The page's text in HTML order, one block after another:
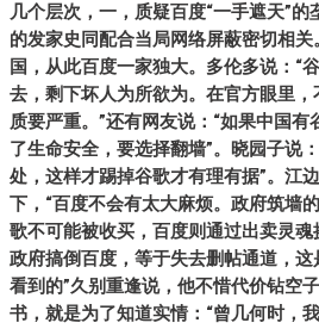
几个层次，一，质疑百度“一手遮天”
的发家史同配合当局网络屏蔽密切相
国，从此百度一家独大。多伦多说：“
去，剩下坏人为所欲为。在官方眼里
质要严重。”还有网友说：“如果中国有
了生命安全，要选择翻墙”。晓园子说
处，这样才踢掉谷歌才有理有据”。江
下，“百度不会有太大麻烦。政府筑墙
歌不可能被收买，百度则通过出卖灵
政府搞倒百度，等于失去删帖通道，
看到的”久别重逢说，他不惜代价钻空
书，就是为了知道实情：“曾几何时，